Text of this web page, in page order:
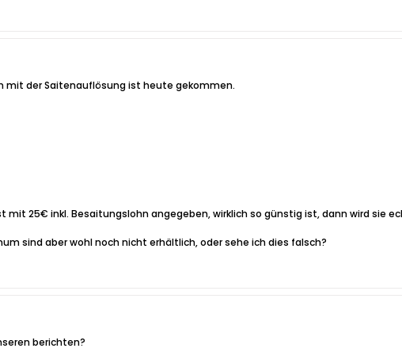
mit der Saitenauflösung ist heute gekommen.
mit 25€ inkl. Besaitungslohn angegeben, wirklich so günstig ist, dann wird sie
sind aber wohl noch nicht erhältlich, oder sehe ich dies falsch?
berichten?